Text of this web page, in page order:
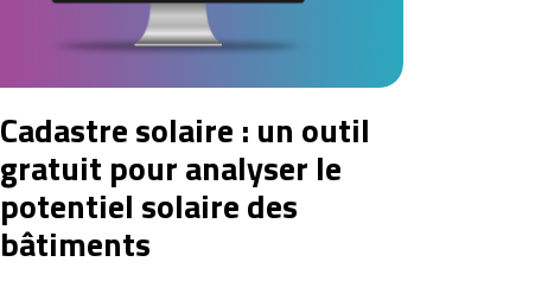
Cadastre solaire : un outil
gratuit pour analyser le
potentiel solaire des
bâtiments